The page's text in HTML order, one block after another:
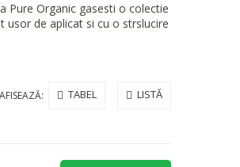
Pure Organic gasesti o colectie
usor de aplicat si cu o strslucire
AFISEAZĂ: TABEL LISTĂ